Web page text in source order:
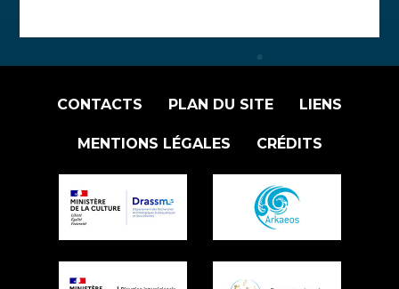
CONTACTS PLAN DU SITE LIENS
MENTIONS LÉGALES CRÉDITS